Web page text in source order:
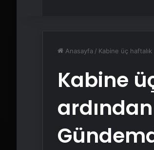
Anasayfa / Kabine üç
Kabine